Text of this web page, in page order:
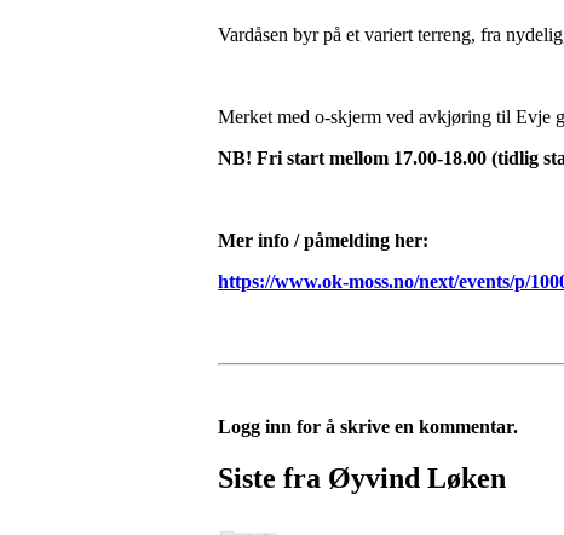
Vardåsen byr på et variert terreng, fra
Merket med o-skjerm ved avkjøring til Evje
NB! Fri start mellom 17.00-18.00 (tidlig
Mer info / påmelding her:
https://www.ok-moss.no/next/events/p/
Logg inn for å skrive en kommentar.
Siste fra Øyvind Løken